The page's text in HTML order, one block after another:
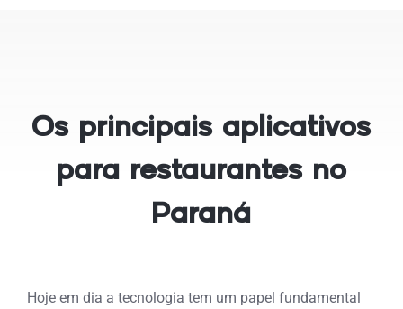
Os principais aplicativos
para restaurantes no
Paraná
Hoje em dia a tecnologia tem um papel fundamental